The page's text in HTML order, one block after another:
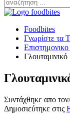
Foodbites
Γνωρίστε τα
Επιστημονικο
Συντάχθηκε απο
Δημοσιεύτηκε στις